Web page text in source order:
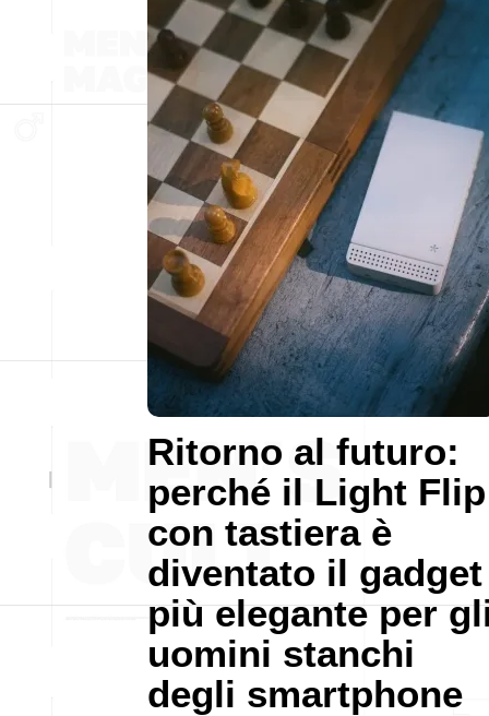
Ritorno al futuro:
perché il Light Flip
con tastiera è
diventato il gadget
più elegante per
uomini stanchi
degli smartphone